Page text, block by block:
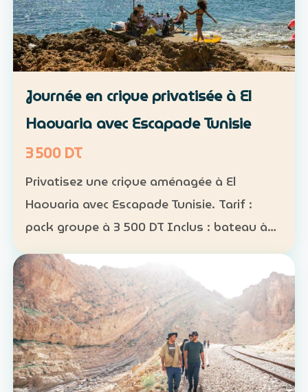
Journée en crique privatisée à El
Haouaria avec Escapade Tunisie
3 500 DT
Privatisez une crique aménagée à El
Haouaria avec Escapade Tunisie. Tarif :
pack groupe à 3 500 DT Inclus : bateau à
disposition, transfert, activités nautiques
et déjeuner selon la formule convenue Août
2026 : complet…